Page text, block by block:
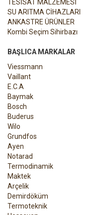
TESİSAT MALZEMESİ
SU ARITMA CİHAZLARI
ANKASTRE ÜRÜNLER
Kombi Seçim Sihirbazı
BAŞLICA MARKALAR
Viessmann
Vaillant
E.C.A
Baymak
Bosch
Buderus
Wilo
Grundfos
Ayen
Notarad
Termodinamik
Maktek
Arçelik
Demirdöküm
Termoteknik